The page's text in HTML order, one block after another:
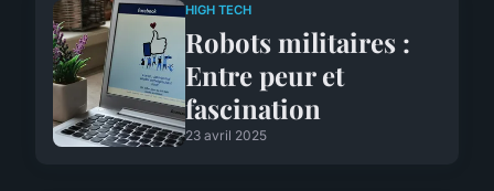
HIGH TECH
Robots militaires :
Entre peur et
fascination
23 avril 2025